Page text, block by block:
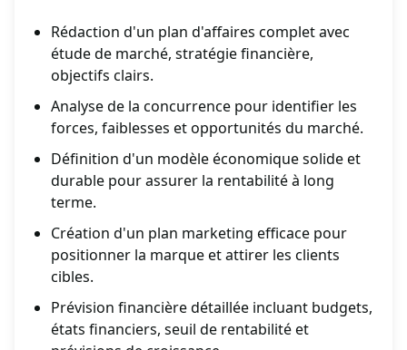
Rédaction d'un plan d'affaires complet avec
étude de marché, stratégie financière,
objectifs clairs.
Analyse de la concurrence pour identifier les
forces, faiblesses et opportunités du marché.
Définition d'un modèle économique solide et
durable pour assurer la rentabilité à long
terme.
Création d'un plan marketing efficace pour
positionner la marque et attirer les clients
cibles.
Prévision financière détaillée incluant budgets,
états financiers, seuil de rentabilité et